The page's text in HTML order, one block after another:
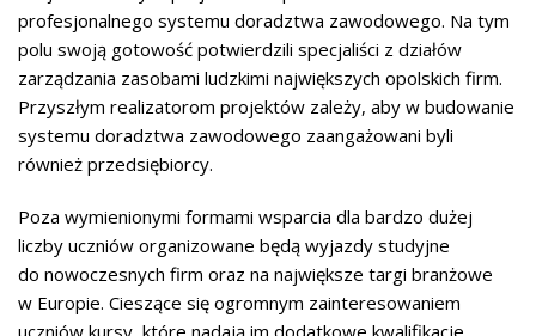
profesjonalnego systemu doradztwa zawodowego. Na tym
polu swoją gotowość potwierdzili specjaliści z działów
zarządzania zasobami ludzkimi największych opolskich firm.
Przyszłym realizatorom projektów zależy, aby w budowanie
systemu doradztwa zawodowego zaangażowani byli
również przedsiębiorcy.
Poza wymienionymi formami wsparcia dla bardzo dużej
liczby uczniów organizowane będą wyjazdy studyjne
do nowoczesnych firm oraz na największe targi branżowe
w Europie. Cieszące się ogromnym zainteresowaniem
uczniów kursy, które nadają im dodatkowe kwalifikacje